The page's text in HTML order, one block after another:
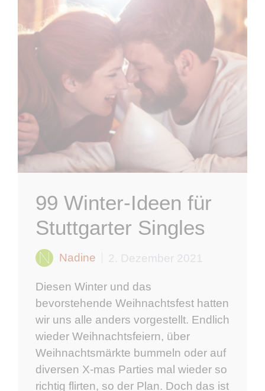
99 Winter-Ideen für
Stuttgarter Singles
Nadine 2. Dezember 2021
Diesen Winter und das
bevorstehende Weihnachtsfest hatten
wir uns alle anders vorgestellt. Endlich
wieder Weihnachtsfeiern, über
Weihnachtsmärkte bummeln oder auf
diversen X-mas Parties mal wieder so
richtig flirten, so der Plan. Doch das ist